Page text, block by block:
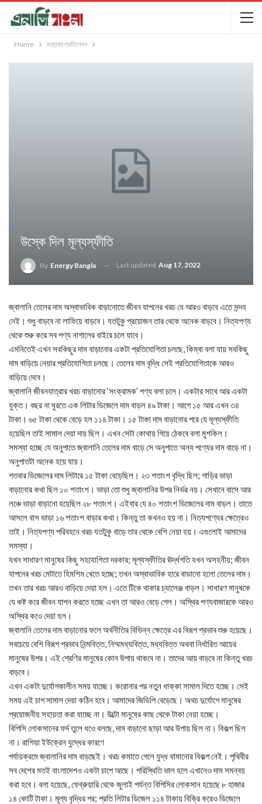
Home মন্তব্য প্রতিবেদন
উস্কে দিল মূল্যস্ফীতি
By Energy Bangla Last updated Aug 17, 2022
জ্বালানি তেলের দাম অস্বাভাবিক বাড়ানোতে জীবন যাপনের খরচ যে আরও বাড়বে এতে সন্দহ
নেই। শুধু বাড়বে না লাফিয়ে বাড়বে। যতটুকু প্রয়োজন তার থেকে অনেক বাড়বে। নিত্যপণ্য
থেকে শুরু করে সব পণ্য নাগালের বাইরে চলে যাবে।
এমনিতেই এখন সবকিছুর দাম বাড়ানোর একটা প্রতিযোগিতা চলছে, কিম্বা বলা যায় সবকিছু
দাম বাড়িয়ে নেয়ার প্রতিযোগিতা চলছে। তেলের দাম বৃদ্ধি সেই প্রতিযোগিতাকে আরও
বাড়িয়ে দেবে।
জ্বালানি জীবনযাত্রার খরচ বাড়ানোর ‘সংক্রামক’ পণ্য বলা চলে। একটার সাথে আর একটা
যুক্ত। বছর না ঘুরতে এক লিটার ডিজেলে দাম বাড়ল ৪৯ টাকা। আগে ১৫ আর এখন ৩৪
টাকা। ৬৫ টাকা থেকে বেড়ে হল ১১৪ টাকা। ১৫ টাকা দাম বাড়ানোর পরে যে মূল্যস্ফীতি
হয়েছিল তাই সামাল দেয়া দায় ছিল। এখন সেটা কোথায় গিয়ে ঠেকবে বলা মুশকিল।
সমস্যা হচ্ছে যে অনুপাতে জ্বালানি তেলের দাম বাড়ে সে অনুপাতে অন্য পণ্যের দাম বাড়ে না।
অনুপাতটা অনেক হয়ে যায়।
গতবার ডিজেলের দাম লিটারে ১৫ টাকা বেড়েছিল। ২৩ শতাংশ বৃদ্ধি ছিল; গাড়ির ভাড়া
বাড়ানোর কথা ছিল ১০ শতাংশ। ভাড়া তো শুধু জ্বালানির উপর নির্ভর নয়। সেখানে বাসে আর
লঞ্চে ভাড়া বাড়ানো হয়েছিল ২৮ শতাংশ। এইবার যে ৪০ শতাংশ ডিজেলের দাম বাড়ল। তাতে
আসলে বাস ভাড়া ১৬ শতাংশ বাড়ার কথা। কিন্তু তা কখনও হয় না। নিত্যপণ্যের ক্ষেত্রেও
তাই। নিত্যপণ্য পরিবহনে খরচ যতটুকু বাড়ে তার থেকে বেশি নেয়া হয়। এগুলোই আমাদের
সমস্যা।
যখন সাধারণ মানুষের কিছু সহযোগিতা দরকার; মূল্যস্ফীতির ঊর্দ্ধগতি যখন অসহনীয়; জীবন
যাপনের খরচ মেটাতে হিমশিম খেতে হচ্ছে; তখন অস্বাভাবিক হারে বাডানো হলো তেলের দাম।
তখন তার খরচ আরও বাড়িয়ে দেয়া হল। এতে টিকে থাকার চ্যালেঞ্জ বাড়ল। সাধারণ মানুষকে
যে কষ্ট করে জীবন যাপন করতে হচ্ছে এখন তা আরও বেড়ে গেল। অস্থির পণ্যবাজারকে আরও
অস্থির কওে দেয়া হল।
জ্বালানি তেলের দাম বাড়ানোর ফলে অর্থনীতির বিভিন্ন ক্ষেত্রে এর বিরূপ প্রভাব শুরু হয়েছে।
সবচেয়ে বেশি বিরূপ প্রভাব নিন্মবিত্ত, নিম্মমধ্যবিত্ত, মধ্যবিত্ত অথবা নির্ধারিত আয়ের
মানুষের উপর। এই শ্রেণির মানুষের কোন উপায় থাকবে না। তাদের আয় বাড়বে না কিন্তু খরচ
বাড়বে।
এখন একটা দুর্যোগকালীন সময় যাচ্ছে। করোনার পর নতুন ধাক্কা সামাল দিতে হচ্ছে। সেই
সময় এই চাপ সামাল দেয়া কঠিন হবে। আমাদের জিডিপি বেড়েছে। অথচ দুর্যোগে মানুষের
প্রয়োজনীয় সহায়তা করা যাচ্ছে না। উল্টো মানুষের কাছ থেকে টাকা নেয়া হচ্ছে।
বিপিসি লোকসানের ফর্দ তুলে ধওে বলছে, দাম বাড়ানো ছাড়া আর উপায় ছিল না। বিকল্প ছিল
না। রাশিয়া ইউক্রেন যুদ্ধের কারণে
পর্যায়ক্রমে জ্বালানির দাম বাড়ছেই। খরচ কমাতে গেলে যুদ্ধ থামানোর বিকল্প নেই। পৃথিবীর
সব দেশের মতই বাংলাদেশও একটা চাপে আছে। পরিস্থিতি ভাল হলে এখানেও দাম সমন্বয়
করা হবে। বলা হয়েছে, ফেব্রুয়ারি থেকে জুলাই পর্যন্ত বিপিসির লোকসান হয়েছে ৮ হাজার
১৪ কোটি টাকা। মূল্য বৃদ্ধির পর; প্রতি লিটার ডিজেল ১১৪ টাকায় বিক্রি করেও ডিজেলে